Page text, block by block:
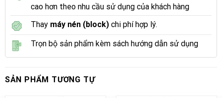
cao hơn theo nhu cầu sử dụng của khách hàng
Thaymáy nén (block)chi phí hợp lý.
Trọn bộ sản phẩm kèm sách hướng dẫn sử dụng
SẢN PHẨM TƯƠNG TỰ